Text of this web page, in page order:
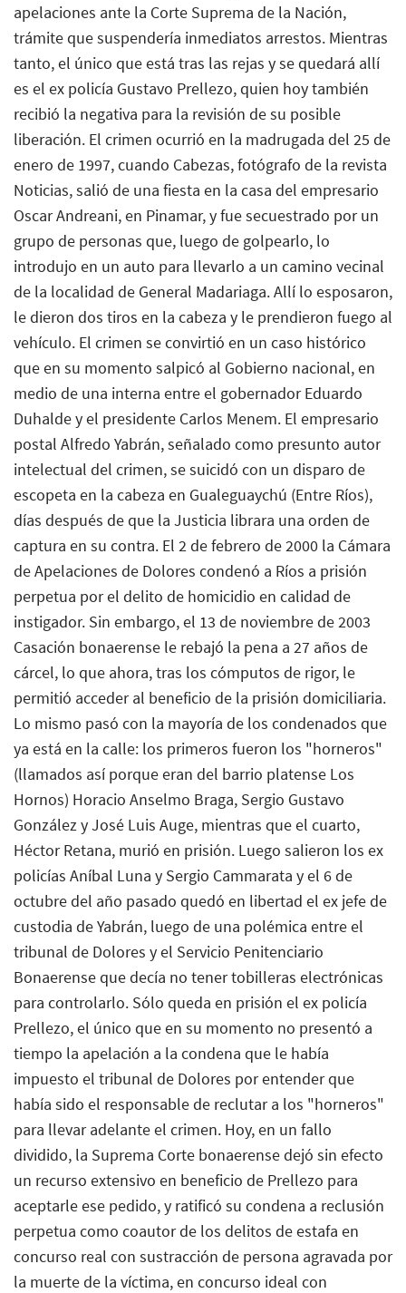
apelaciones ante la Corte Suprema de la Nación,
trámite que suspendería inmediatos arrestos. Mientras
tanto, el único que está tras las rejas y se quedará allí
es el ex policía Gustavo Prellezo, quien hoy también
recibió la negativa para la revisión de su posible
liberación. El crimen ocurrió en la madrugada del 25 de
enero de 1997, cuando Cabezas, fotógrafo de la revista
Noticias, salió de una fiesta en la casa del empresario
Oscar Andreani, en Pinamar, y fue secuestrado por un
grupo de personas que, luego de golpearlo, lo
introdujo en un auto para llevarlo a un camino vecinal
de la localidad de General Madariaga. Allí lo esposaron,
le dieron dos tiros en la cabeza y le prendieron fuego al
vehículo. El crimen se convirtió en un caso histórico
que en su momento salpicó al Gobierno nacional, en
medio de una interna entre el gobernador Eduardo
Duhalde y el presidente Carlos Menem. El empresario
postal Alfredo Yabrán, señalado como presunto autor
intelectual del crimen, se suicidó con un disparo de
escopeta en la cabeza en Gualeguaychú (Entre Ríos),
días después de que la Justicia librara una orden de
captura en su contra. El 2 de febrero de 2000 la Cámara
de Apelaciones de Dolores condenó a Ríos a prisión
perpetua por el delito de homicidio en calidad de
instigador. Sin embargo, el 13 de noviembre de 2003
Casación bonaerense le rebajó la pena a 27 años de
cárcel, lo que ahora, tras los cómputos de rigor, le
permitió acceder al beneficio de la prisión domiciliaria.
Lo mismo pasó con la mayoría de los condenados que
ya está en la calle: los primeros fueron los "horneros"
(llamados así porque eran del barrio platense Los
Hornos) Horacio Anselmo Braga, Sergio Gustavo
González y José Luis Auge, mientras que el cuarto,
Héctor Retana, murió en prisión. Luego salieron los ex
policías Aníbal Luna y Sergio Cammarata y el 6 de
octubre del año pasado quedó en libertad el ex jefe de
custodia de Yabrán, luego de una polémica entre el
tribunal de Dolores y el Servicio Penitenciario
Bonaerense que decía no tener tobilleras electrónicas
para controlarlo. Sólo queda en prisión el ex policía
Prellezo, el único que en su momento no presentó a
tiempo la apelación a la condena que le había
impuesto el tribunal de Dolores por entender que
había sido el responsable de reclutar a los "horneros"
para llevar adelante el crimen. Hoy, en un fallo
dividido, la Suprema Corte bonaerense dejó sin efecto
un recurso extensivo en beneficio de Prellezo para
aceptarle ese pedido, y ratificó su condena a reclusión
perpetua como coautor de los delitos de estafa en
concurso real con sustracción de persona agravada por
la muerte de la víctima, en concurso ideal con